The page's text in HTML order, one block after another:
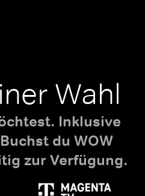
Wahl
Inklusive
du WOW
zur Verfügung.